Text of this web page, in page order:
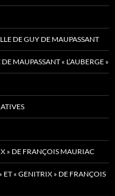
DE GUY DE MAUPASSANT
MAUPASSANT « L’AUBERGE »
» DE FRANÇOIS MAURIAC
ET « GENITRIX » DE FRANÇOIS